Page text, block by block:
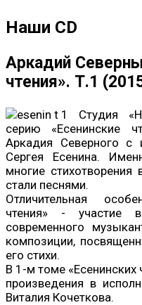
Наши CD
Аркадий
чтения». Т.1
Студия
серию «Есенинские
Аркадия Северного с
Сергея Есенина.
многие
стали песнями.
Отличительная
чтения» -
современного
композиции,
его стихи.
В 1-м томе «Есенинских
произведения в
Виталия Кочеткова.